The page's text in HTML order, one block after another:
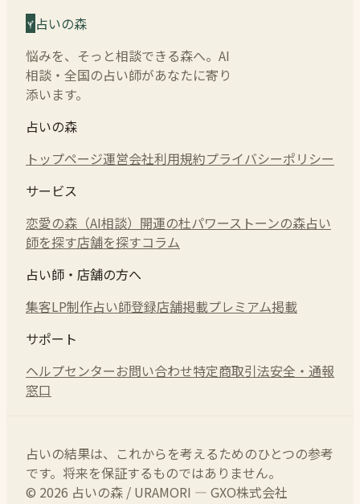
占いの森
悩みを、そっと相談できる森へ。AI
相談・全国の占い師があなたに寄り
添います。
占いの森
トップページ運営会社利用規約プライバシーポリシー
サービス
恋愛の森（AI相談） 開運の杜パワーストーンの森占い
師を探す店舗を探すコラム
占い師・店舗の方へ
集客LP制作占い師登録店舗掲載プレミアム掲載
サポート
ヘルプセンターお問い合わせ特定商取引法安全・通報
窓口
占いの結果は、これからを考えるためのひとつの参考
です。将来を保証するものではありません。
© 2026 占いの森 / URAMORI — GXO株式会社